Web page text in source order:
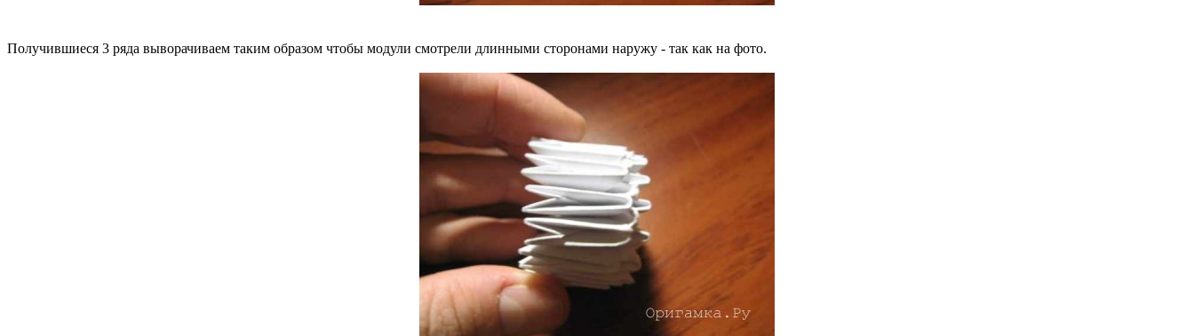
Получившиеся 3 ряда выворачиваем таким образом чтобы модули смотрели длинными сторонами наружу - так как на фото.